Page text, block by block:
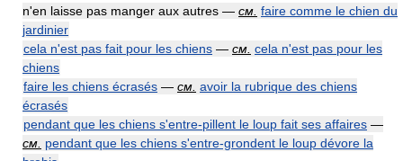
n'en laisse pas manger aux autres — см. faire comme le chien du
jardinier
cela n'est pas fait pour les chiens — см. cela n'est pas pour les
chiens
faire les chiens écrasés — см. avoir la rubrique des chiens
écrasés
pendant que les chiens s'entre-pillent le loup fait ses affaires —
см. pendant que les chiens s'entre-grondent le loup dévore la